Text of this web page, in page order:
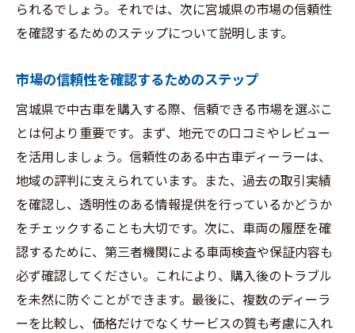
られるでしょう。それでは、次に宮城県の市場の信頼性
を確認するためのステップについて説明します。
市場の信頼性を確認するためのステップ
宮城県で中古車を購入する際、信頼できる市場を選ぶこ
とは何より重要です。まず、地元での口コミやレビュー
を活用しましょう。信頼性のある中古車ディーラーは、
地域の評判に支えられています。また、過去の取引実績
を確認し、透明性のある情報提供を行っているかどうか
をチェックすることも大切です。次に、車両の履歴を確
認するために、第三者機関による車両検査や保証内容も
必ず確認してください。これにより、購入後のトラブル
を未然に防ぐことができます。最後に、複数のディーラ
ーを比較し、価格だけでなくサービスの質も考慮に入れ